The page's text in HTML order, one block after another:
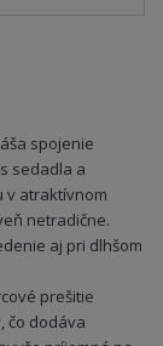
spojenie
sedadla a
v atraktívnom
netradične.
aj pri dlhšom
prešitie
čo dodáva